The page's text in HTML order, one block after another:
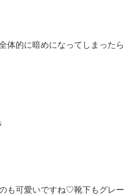
体的に暗めになってしまったら
も可愛いですね♡靴下もグレー